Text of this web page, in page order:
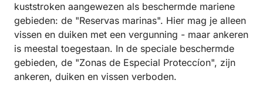
kuststroken aangewezen als beschermde mariene
gebieden: de "Reservas marinas". Hier mag je alleen
vissen en duiken met een vergunning - maar ankeren
is meestal toegestaan. In de speciale beschermde
gebieden, de "Zonas de Especial Proteccíon", zijn
ankeren, duiken en vissen verboden.